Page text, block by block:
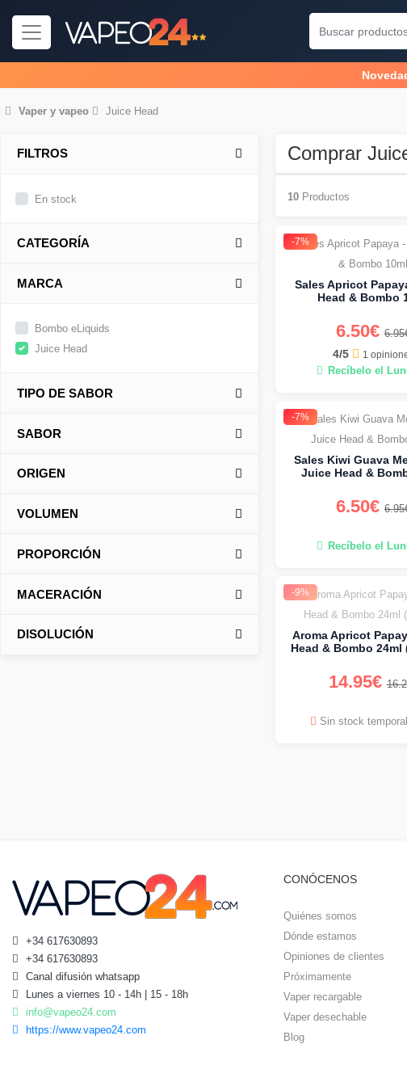
Vaper y vapeo Juice Head
FILTROS
En stock
CATEGORÍA
MARCA
Bombo eLiquids
Juice Head
TIPO DE SABOR
SABOR
ORIGEN
VOLUMEN
PROPORCIÓN
MACERACIÓN
DISOLUCIÓN
Comprar
10 Productos
-7%
Sales Apricot
Head & Bombo
6.50€
4/5 1
Recíbelo el
-7%
Sales Kiwi Guava
Juice Head &
6.50€
Recíbelo el
-9%
Aroma Apricot
Head & Bombo
14.95€
Sin stock
+34 617630893
+34 617630893
Canal difusión whatsapp
Lunes a viernes 10 - 14h | 15 - 18h
info@vapeo24.com
https://www.vapeo24.com
CONÓCENOS
Quiénes somos
Dónde estamos
Opiniones de clientes
Próximamente
Vaper recargable
Vaper desechable
Blog